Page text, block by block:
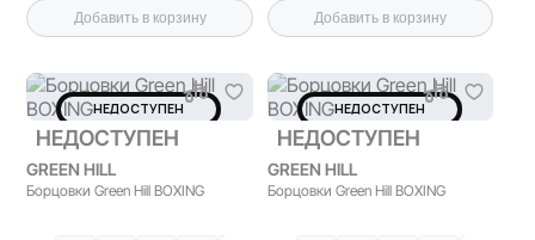
Добавить в корзину Добавить в корзину
НЕДОСТУПЕН
НЕДОСТУПЕН
GREEN HILL
Борцовки Green Hill BOXING
НЕДОСТУПЕН
НЕДОСТУПЕН
GREEN HILL
Борцовки Green Hill BOXING